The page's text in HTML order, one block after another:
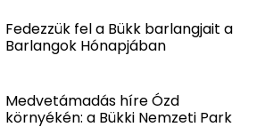
Fedezzük fel a Bükk barlangjait a
Barlangok Hónapjában
Medvetámadás híre Ózd
környékén: a Bükki Nemzeti Park